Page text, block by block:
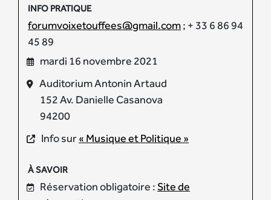
INFO PRATIQUE
forumvoixetouffees@gmail.com; + 33 6 86 94
45 89
mardi 16 novembre 2021
Auditorium Antonin Artaud
152 Av. Danielle Casanova
94200
Info sur« Musique et Politique »
À SAVOIR
Réservation obligatoire :Site de